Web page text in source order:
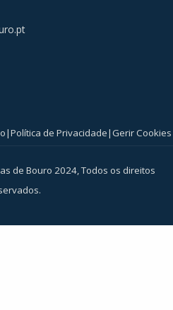
de Bouro 2024, Todos os direitos
|Política de Privacidade|Gerir Cookies